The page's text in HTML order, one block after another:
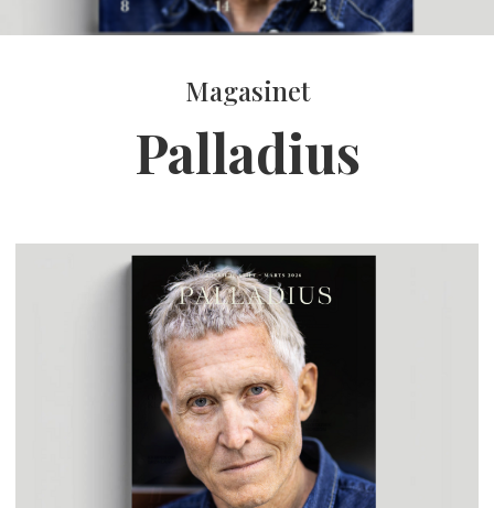
Magasinet
Palladius